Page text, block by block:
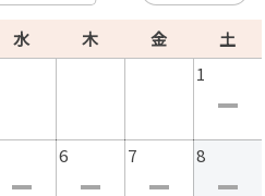
ラルワインが、語らいのひと
水 木 金
土
1
6 7 8